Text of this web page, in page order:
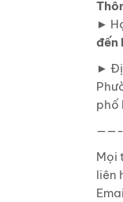
►
đến
►
phố
——-
Mọi
liên